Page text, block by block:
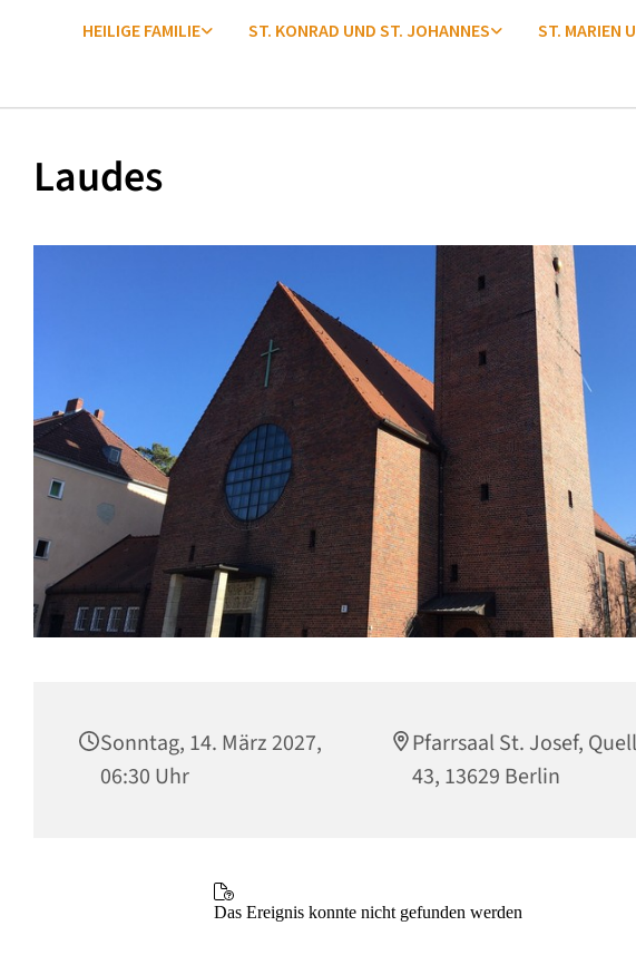
HEILIGE FAMILIE ST. KONRAD UND ST. JOHANNES ST. MARIEN
Laudes
Sonntag, 14. März 2027,
06:30 Uhr
Pfarrsaal St. Josef,
43, 13629 Berlin